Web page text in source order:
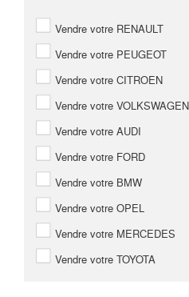
Vendre votre RENAULT
Vendre votre PEUGEOT
Vendre votre CITROEN
Vendre votre VOLKSWAGEN
Vendre votre AUDI
Vendre votre FORD
Vendre votre BMW
Vendre votre OPEL
Vendre votre MERCEDES
Vendre votre TOYOTA